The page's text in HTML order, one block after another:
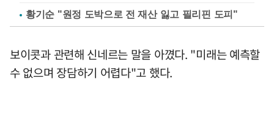
황기순 "원정 도박으로 전 재산 잃고 필리핀 도피"
보이콧과 관련해 신네르는 말을 아꼈다. "미래는 예측할
수 없으며 장담하기 어렵다"고 했다.